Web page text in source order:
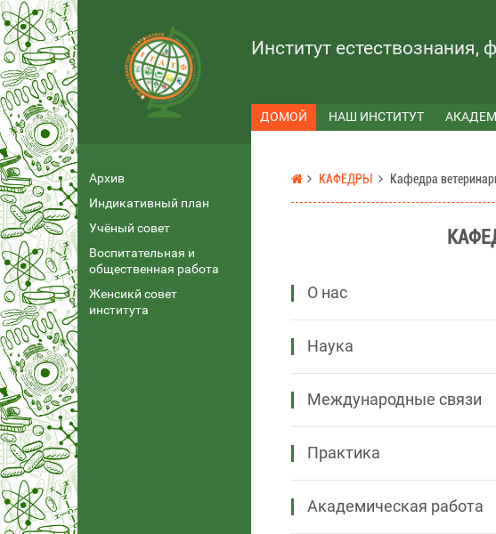
Институт естествознания,
ДОМОЙ НАШ ИНСТИТУТ
Архив
Индикативный план
Учёный совет
Воспитательная и
общественная работа
Женсикй совет
института
КАФЕДРЫ Кафедра
О нас
Наука
Международные связи
Практика
Академическая работа